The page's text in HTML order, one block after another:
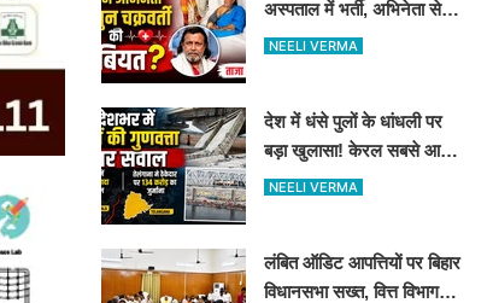
अस्पताल में भर्ती, अभिनेता से
मिले CM शुभेंदु अधिकारी
NEELI VERMA
देश में धंसे पुलों के धांधली पर
बड़ा खुलासा! केरल सबसे आगे,
तेलंगाना में ठेकेदार पर ₹134
NEELI VERMA
लंबित ऑडिट आपत्तियों पर बिहार
विधानसभा सख्त, वित्त विभाग